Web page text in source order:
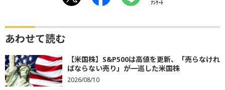
ｱﾝｹｰﾄ
あわせて読む
【米国株】S&P500は高値を更新、「売らなけれ
ばならない売り」が一巡した米国株
2026/08/10